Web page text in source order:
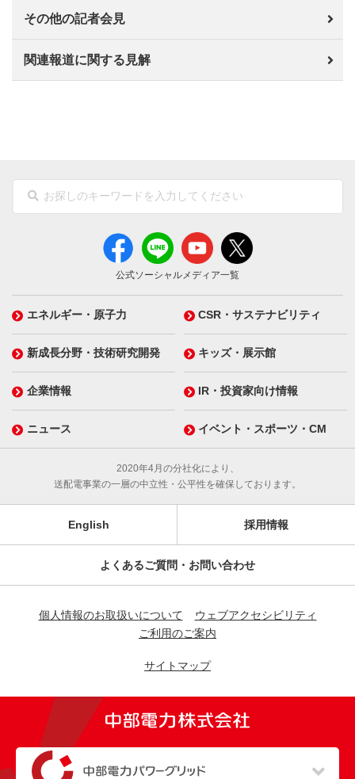
その他の記者会見
関連報道に関する見解
公式ソーシャルメディア一覧
エネルギー・原子力 CSR・サステナビリティ
新成長分野・技術研究開発 キッズ・展示館
企業情報 IR・投資家向け情報
ニュース イベント・スポーツ・CM
2020年4月の分社化により、
送配電事業の一層の中立性・公平性を確保しております。
English 採用情報
よくあるご質問・お問い合わせ
個人情報のお取扱いについて
ウェブアクセシビリティ
ご利用のご案内
サイトマップ